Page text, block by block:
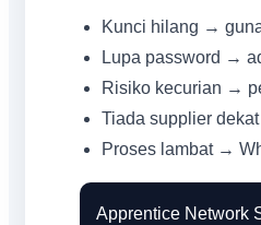
Kunci hilang →
Lupa password →
Risiko kecurian →
Tiada supplier
Proses lambat →
Apprentice Network